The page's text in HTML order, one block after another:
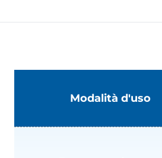
Modalità d'uso